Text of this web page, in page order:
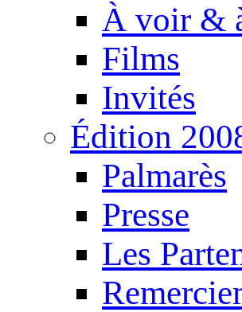
À voir &
Films
Invités
Édition
Palmarès
Presse
Les